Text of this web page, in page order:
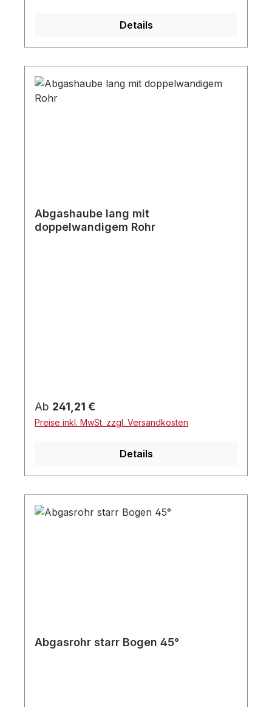
Details
Abgashaube lang mit
doppelwandigem Rohr
Regulärer Preis:
Ab 241,21 €
Preise inkl. MwSt. zzgl. Versandkosten
Details
Abgasrohr starr Bogen 45°